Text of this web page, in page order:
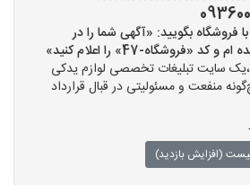
فروشگاه بگویید: «آگهی شما را در
47» را اعلام کنید»
سایت تبلیغات تخصصی لوازم یدکی
منفعت و مسئولیتی در قبال قرارداد
(افزایش بازدید)